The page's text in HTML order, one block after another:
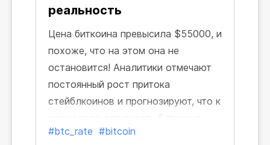
реальность
Цена биткоина превысила $55000, и
похоже, что на этом она не
остановится! Аналитики отмечают
постоянный рост притока
стейблкоинов и прогнозируют, что к
концу года стоимость биткоина
может удвоиться до $100000. И мы
#btc_rate #bitcoin